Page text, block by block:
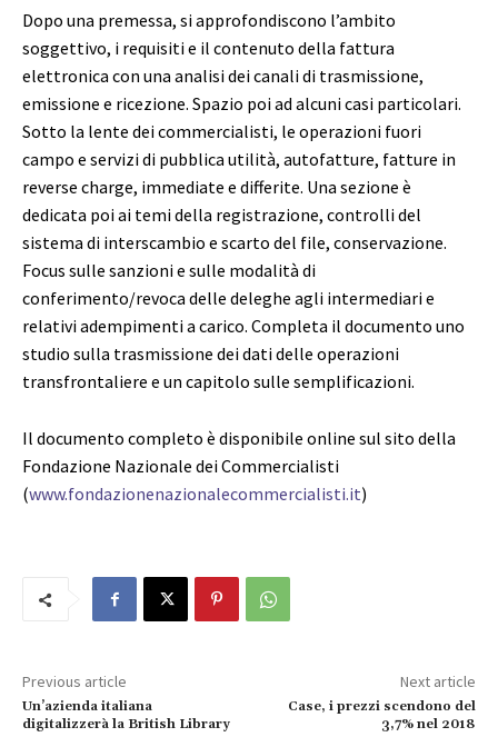
Dopo una premessa, si approfondiscono l’ambito
soggettivo, i requisiti e il contenuto della fattura
elettronica con una analisi dei canali di trasmissione,
emissione e ricezione. Spazio poi ad alcuni casi particolari.
Sotto la lente dei commercialisti, le operazioni fuori
campo e servizi di pubblica utilità, autofatture, fatture in
reverse charge, immediate e differite. Una sezione è
dedicata poi ai temi della registrazione, controlli del
sistema di interscambio e scarto del file, conservazione.
Focus sulle sanzioni e sulle modalità di
conferimento/revoca delle deleghe agli intermediari e
relativi adempimenti a carico. Completa il documento uno
studio sulla trasmissione dei dati delle operazioni
transfrontaliere e un capitolo sulle semplificazioni.
Il documento completo è disponibile online sul sito della
Fondazione Nazionale dei Commercialisti
(www.fondazionenazionalecommercialisti.it)
Previous article
Un’azienda italiana
digitalizzerà la British Library
Next article
Case, i prezzi scendono del
3,7% nel 2018